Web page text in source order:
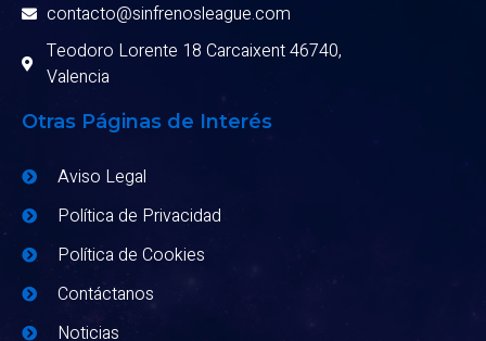
contacto@sinfrenosleague.com
Teodoro Lorente 18 Carcaixent 46740,
Valencia
Otras Páginas de Interés
Aviso Legal
Política de Privacidad
Política de Cookies
Contáctanos
Noticias